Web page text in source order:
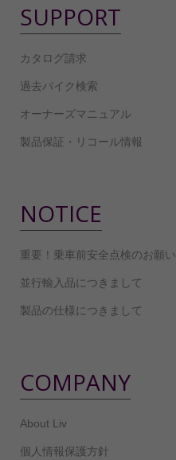
SUPPORT
カタログ請求
過去バイク検索
オーナーズマニュアル
製品保証・リコール情報
NOTICE
重要！乗車前安全点検のお願い
並行輸入品につきまして
製品の仕様につきまして
COMPANY
About Liv
個人情報保護方針